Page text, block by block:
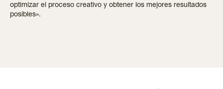
optimizar el proceso creativo y obtener los mejores resultados
posibles».